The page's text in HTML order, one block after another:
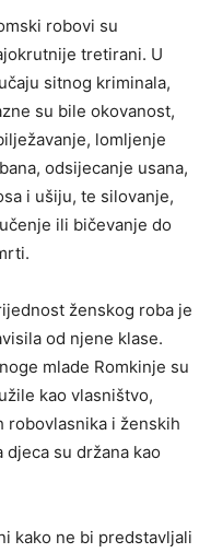
robovi su
tretirani. U
sitnog kriminala,
su bile okovanost,
lomljenje
odsijecanje usana,
i ušiju, te silovanje,
ili bičevanje do
ženskog roba je
od njene klase.
mlade Romkinje su
kao vlasništvo,
robovlasnika i ženskih
su držana kao
kako ne bi predstavljali